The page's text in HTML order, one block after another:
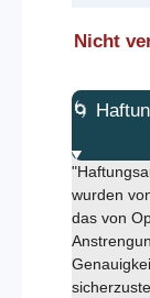
Nicht
🌀
wurden
das von